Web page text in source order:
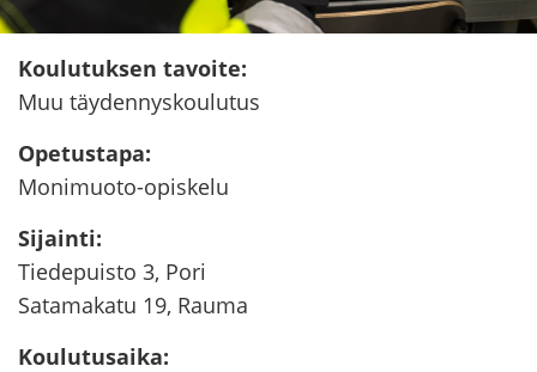
Kou­lu­tuk­sen ta­voi­te:
Muu täy­den­nys­kou­lu­tus
Ope­tus­ta­pa:
Monimuoto-​opiskelu
Si­jain­ti:
Tie­de­puis­to 3, Pori
Sa­ta­ma­ka­tu 19, Rauma
Kou­lu­tusai­ka: